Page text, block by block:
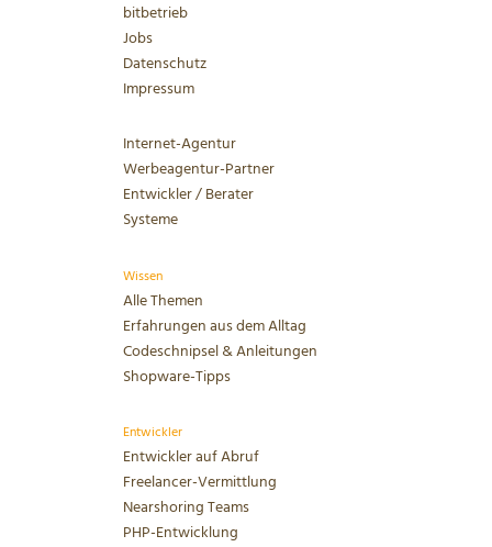
bitbetrieb
Jobs
Datenschutz
Impressum
Internet-Agentur
Werbeagentur-Partner
Entwickler / Berater
Systeme
Wissen
Alle Themen
Erfahrungen aus dem Alltag
Codeschnipsel & Anleitungen
Shopware-Tipps
Entwickler
Entwickler auf Abruf
Freelancer-Vermittlung
Nearshoring Teams
PHP-Entwicklung